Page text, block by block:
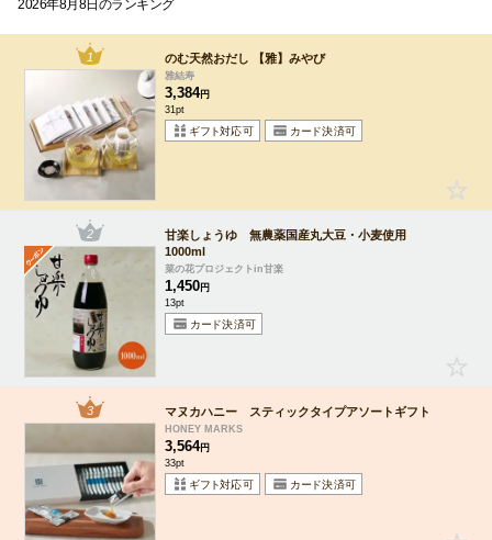
2026年8月8日のランキング
1 のむ天然おだし 【雅】みやび
雅結寿
3,384円
31pt
2
甘楽しょうゆ 無農薬国産丸大豆・小麦使用
1000ml
菜の花プロジェクトin甘楽
1,450 円
13pt
3 マヌカハニー スティックタイプアソートギフト
HONEY MARKS
3,564円
33pt